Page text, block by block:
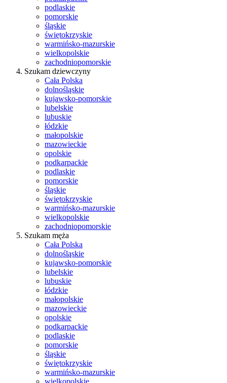
podlaskie
pomorskie
śląskie
świętokrzyskie
warmińsko-mazurskie
wielkopolskie
zachodniopomorskie
Szukam dziewczyny
Cała Polska
dolnośląskie
kujawsko-pomorskie
lubelskie
lubuskie
łódzkie
małopolskie
mazowieckie
opolskie
podkarpackie
podlaskie
pomorskie
śląskie
świętokrzyskie
warmińsko-mazurskie
wielkopolskie
zachodniopomorskie
Szukam męża
Cała Polska
dolnośląskie
kujawsko-pomorskie
lubelskie
lubuskie
łódzkie
małopolskie
mazowieckie
opolskie
podkarpackie
podlaskie
pomorskie
śląskie
świętokrzyskie
warmińsko-mazurskie
wielkopolskie